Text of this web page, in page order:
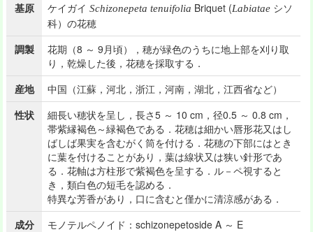
基原
ケイガイSchizonepeta tenuifolia Briquet (Labiatae シソ
科）の花穂
調製
花期（8 ～ 9月頃），穂が緑色のうちに地上部を刈り取
り，乾燥した後，花穂を採取する．
産地
中国（江蘇，河北，浙江，河南，湖北，江西省など）
性状
細長い穂状を呈し，長さ5 ～ 10 cm，径0.5 ～ 0.8 cm，
帯紫縁褐色～緑褐色である．花穂は細かい唇形花又はし
ばしば果実を含むがく筒を付ける．花穂の下部にはとき
に葉を付けることがあり，葉は線状又は狭い針形であ
る．花軸は方柱形で紫褐色を呈する．ル－ペ視すると
き，類白色の短毛を認める．
特異な芳香があり，口に含むと僅かに清涼感がある．
成分
モノテルペノイド：schizonepetoside A ～ E